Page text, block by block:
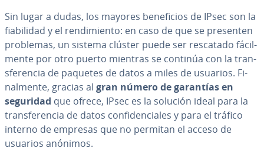
Sin lugar a dudas, los mayores be­ne­fi­cios de IPsec son la
fia­bi­li­dad y el re­n­di­mie­n­to: en caso de que se presenten
problemas, un sistema clúster puede ser rescatado fá­ci­l­
me­n­te por otro puerto mientras se continúa con la tra­n­
s­fe­re­n­cia de paquetes de datos a miles de usuarios. Fi­
na­l­me­n­te, gracias al gran número de garantías en
seguridad que ofrece, IPsec es la solución ideal para la
tra­n­s­fe­re­n­cia de datos co­n­fi­de­n­cia­les y para el tráfico
interno de empresas que no permitan el acceso de
usuarios anónimos.